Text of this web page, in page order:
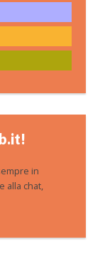
in
alla chat,